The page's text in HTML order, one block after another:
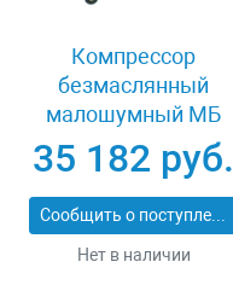
Компрессор
безмаслянный
малошумный МБ
2250/100, 2250 Вт,
100л, 400 л/мин
Сибртех 58008
35 182 руб.
Сообщить о поступлении
Нет в наличии